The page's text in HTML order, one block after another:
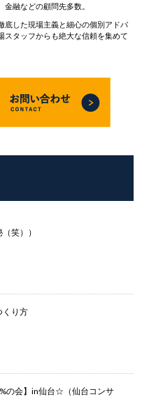
融などの顧問先多数。
底した現場主義と細心の個別アドバ
スタッフからも絶大な信頼を集めて
笑））
くり方
の会】in仙台☆（仙台コンサ